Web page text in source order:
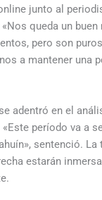
junto al
queda un
pero son
a mantener
adentró en el
período va a
sentenció.
estarán